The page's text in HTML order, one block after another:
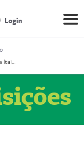
Login
Prestador Clínica Itaipú Ltda (51004348-2)